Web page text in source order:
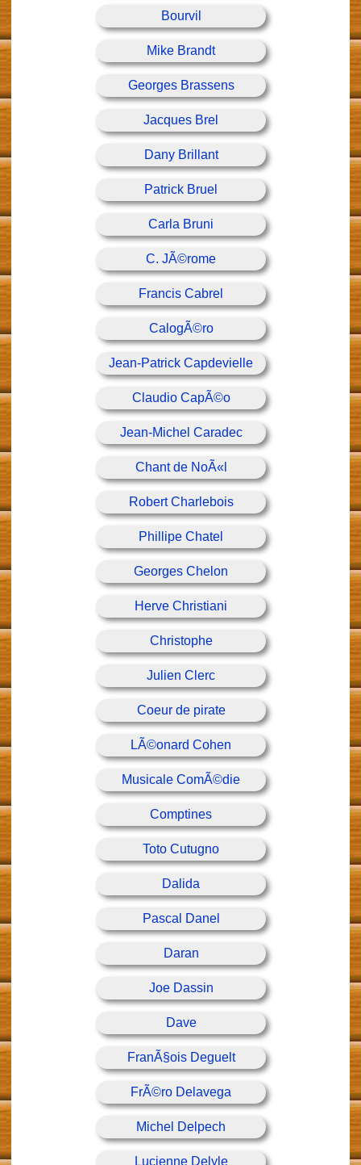
Bourvil
Mike Brandt
Georges Brassens
Jacques Brel
Dany Brillant
Patrick Bruel
Carla Bruni
C. JÃ©rome
Francis Cabrel
CalogÃ©ro
Jean-Patrick Capdevielle
Claudio CapÃ©o
Jean-Michel Caradec
Chant de NoÃ«l
Robert Charlebois
Phillipe Chatel
Georges Chelon
Herve Christiani
Christophe
Julien Clerc
Coeur de pirate
LÃ©onard Cohen
Musicale ComÃ©die
Comptines
Toto Cutugno
Dalida
Pascal Danel
Daran
Joe Dassin
Dave
FranÃ§ois Deguelt
FrÃ©ro Delavega
Michel Delpech
Lucienne Delyle